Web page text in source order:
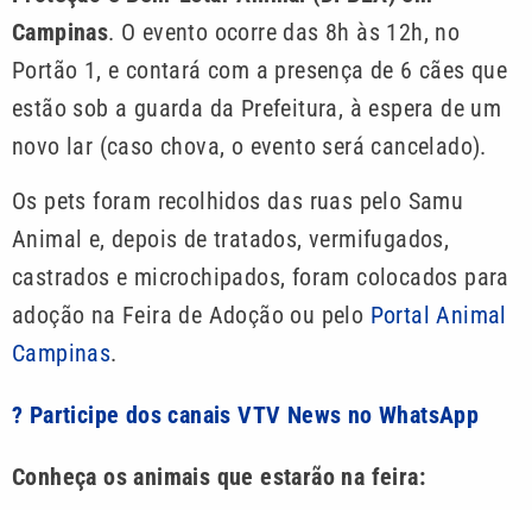
Campinas. O evento ocorre das 8h às 12h, no
Portão 1, e contará com a presença de 6 cães que
estão sob a guarda da Prefeitura, à espera de um
novo lar (caso chova, o evento será cancelado).
Os pets foram recolhidos das ruas pelo Samu
Animal e, depois de tratados, vermifugados,
castrados e microchipados, foram colocados para
adoção na Feira de Adoção ou pelo Portal Animal
Campinas.
? Participe dos canais VTV News no WhatsApp
Conheça os animais que estarão na feira: